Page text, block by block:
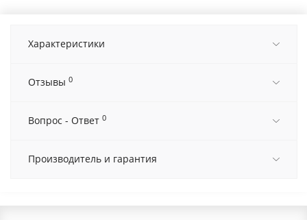
Характеристики
Отзывы 0
Вопрос - Ответ 0
Производитель и гарантия